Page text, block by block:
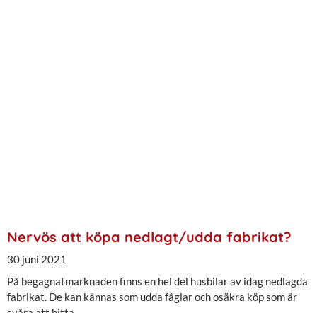
Nervös att köpa nedlagt/udda fabrikat?
30 juni 2021
På begagnatmarknaden finns en hel del husbilar av idag nedlagda
fabrikat. De kan kännas som udda fåglar och osäkra köp som är